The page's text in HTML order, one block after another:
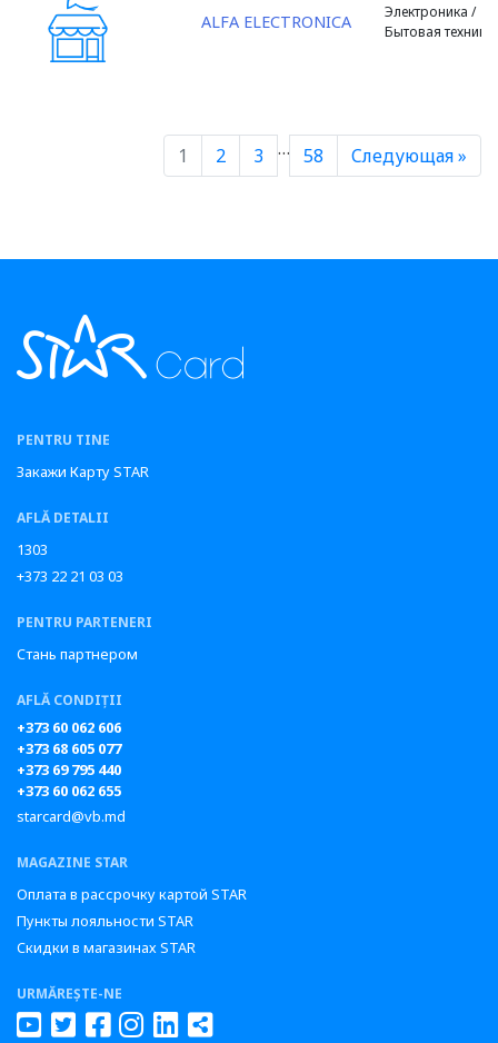
ALFA ELECTRONICA
Электроника /
Бытовая техника
1 2 3 … 58 Cледующая »
PENTRU TINE
Закажи Карту STAR
AFLĂ DETALII
1303
+373 22 21 03 03
PENTRU PARTENERI
Стань партнером
AFLĂ CONDIȚII
+373 60 062 606
+373 68 605 077
+373 69 795 440
+373 60 062 655
starcard@vb.md
MAGAZINE STAR
Оплата в рассрочку картой STAR
Пункты лояльности STAR
Скидки в магазинах STAR
URMĂREȘTE-NE